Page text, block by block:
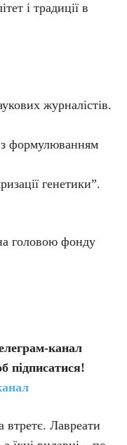
і традиції в
журналістів.
з формулюванням
генетики”.
головою фонду
канал
підписатися!
втретє. Лавреати